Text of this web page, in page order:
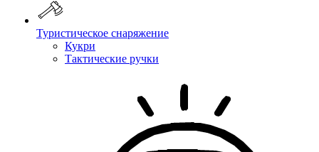
Туристическое снаряжение
Кукри
Тактические ручки